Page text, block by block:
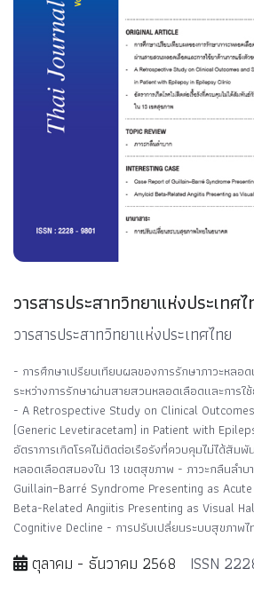
วารสารประสาทวิทยาแห่งประเท
วารสารประสาทวิทยาแห่งประเทศไทย
- การศึกษาเปรียบเทียบผลของการรักษาภาวะหลอ
ระหว่างการรักษาผ่านสายสวนหลอดเลือดและการใ
- A Retrospective Study on Clinical
(Generic Levetiracetam) in Patient with
อัตราการเกิดโรคไม่ติดต่อเรือรังที่ควบคุมไม่ได้สัมพั
หลอดเลือดสมองใน 13 เขตสุขภาพ - ภาวะกลืนลำ
Guillain–Barré Syndrome Presenting as
Beta-Related Angiitis Presenting as Visual
Cognitive Decline - การปรับเปลี่ยนระบบสุขภาพไ
ตุลาคม - ธันวาคม 2568 ISSN